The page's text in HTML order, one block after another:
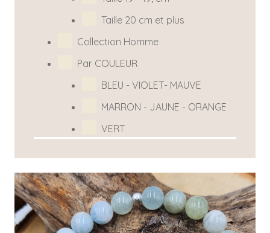
Taille 20 cm et plus
Collection Homme
Par COULEUR
BLEU - VIOLET- MAUVE
MARRON - JAUNE - ORANGE
VERT